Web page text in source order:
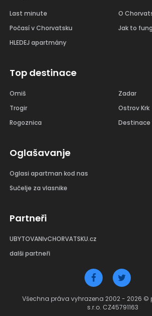
Last minute
Počasí v Chorvatsku
HLEDEJ apartmány
O
Jak to
Top destinace
Omiš
Trogir
Rogoznica
Zadar
Ostrov Krk
Destinace
Oglašavanje
Oglasi apartman kod nas
Sučelje za vlasnike
Partneři
UBYTOVANIvCHORVATSKU.cz
dalši partneři
Všechna práva vyhrazena 2002 - 2026 ©
s.r.o. CZ45791163